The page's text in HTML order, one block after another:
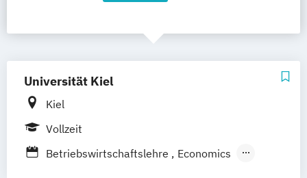
Universität Kiel
Kiel
Vollzeit
Betriebswirtschaftslehre
Economics